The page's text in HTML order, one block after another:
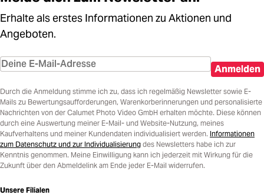
Erhalte als erstes Informationen zu Aktionen und
Angeboten.
Anmelden
Durch die Anmeldung stimme ich zu, dass ich regelmäßig Newsletter sowie E-
Mails zu Bewertungsaufforderungen, Warenkorberinnerungen und personalisierte
Nachrichten von der Calumet Photo Video GmbH erhalten möchte. Diese können
durch eine Auswertung meiner E-Mail- und Website-Nutzung, meines
Kaufverhaltens und meiner Kundendaten individualisiert werden. Informationen
zum Datenschutz und zur Individualisierung des Newsletters habe ich zur
Kenntnis genommen. Meine Einwilligung kann ich jederzeit mit Wirkung für die
Zukunft über den Abmeldelink am Ende jeder E-Mail widerrufen.
Unsere Filialen